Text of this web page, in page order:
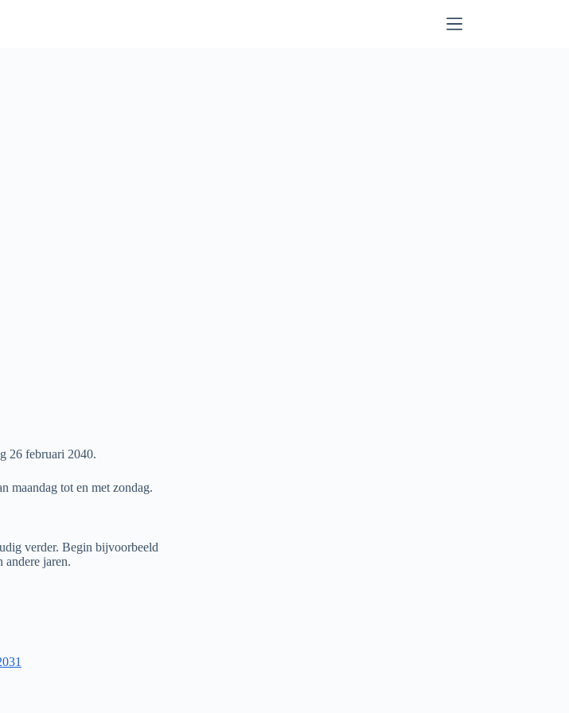
26 februari 2040.
maandag tot en met zondag.
verder. Begin bijvoorbeeld
andere jaren.